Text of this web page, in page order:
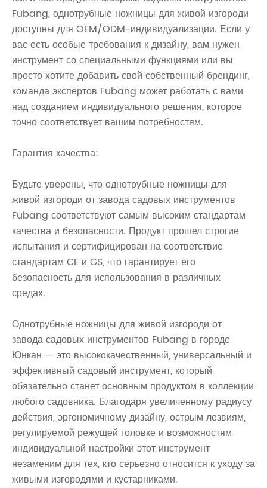
Fubang, однотрубные ножницы для живой изгороди
доступны для OEM/ODM-индивидуализации. Если у
вас есть особые требования к дизайну, вам нужен
инструмент со специальными функциями или вы
просто хотите добавить свой собственный брендинг,
команда экспертов Fubang может работать с вами
над созданием индивидуального решения, которое
точно соответствует вашим потребностям.
Гарантия качества:
Будьте уверены, что однотрубные ножницы для
живой изгороди от завода садовых инструментов
Fubang соответствуют самым высоким стандартам
качества и безопасности. Продукт прошел строгие
испытания и сертифицирован на соответствие
стандартам CE и GS, что гарантирует его
безопасность для использования в различных
средах.
Однотрубные ножницы для живой изгороди от
завода садовых инструментов Fubang в городе
Юнкан — это высококачественный, универсальный и
эффективный садовый инструмент, который
обязательно станет основным продуктом в коллекции
любого садовника. Благодаря увеличенному радиусу
действия, эргономичному дизайну, острым лезвиям,
регулируемой режущей головке и возможностям
индивидуальной настройки этот инструмент
незаменим для тех, кто серьезно относится к уходу за
живыми изгородями и кустарниками.